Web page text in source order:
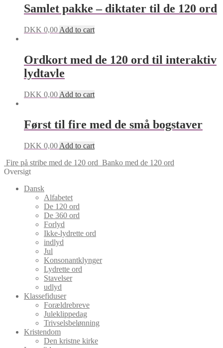
Samlet pakke – diktater til de 120 ord
DKK 0,00 Add to cart
Ordkort med de 120 ord til interaktiv
lydtavle
DKK 0,00 Add to cart
Først til fire med de små bogstaver
DKK 0,00 Add to cart
Fire på stribe med de 120 ord Banko med de 120 ord
Oversigt
Dansk
Alfabetet
De 120 ord
De 360 ord
Forlyd
Ikke-lydrette ord
indlyd
Jul
Konsonantklynger
Lydrette ord
Stavelser
udlyd
Klassefiduser
Forældrebreve
Juleklippedag
Trivselsbelønning
Kristendom
Den kristne kirke